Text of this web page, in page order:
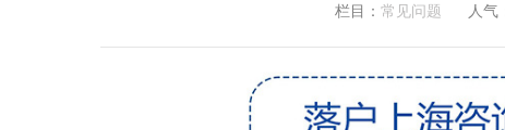
栏目： 常见问题 人气